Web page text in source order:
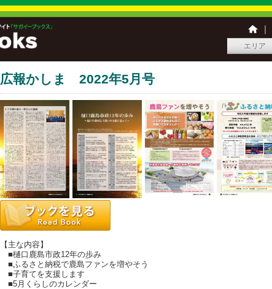
｜
エリア
広報かしま 2022年5月号
【主な内容】
■樋口鹿島市政12年の歩み
■ふるさと納税で鹿島ファンを増やそう
■子育てを支援します
■5月くらしのカレンダー